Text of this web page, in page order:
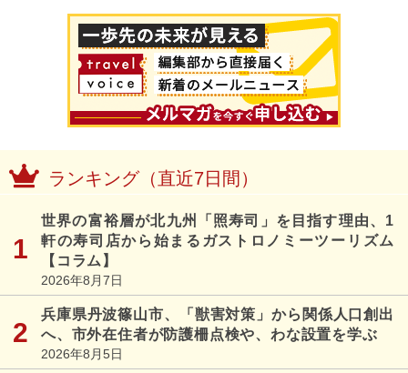
ランキング（直近7日間）
世界の富裕層が北九州「照寿司」を目指す理由、1
軒の寿司店から始まるガストロノミーツーリズム
【コラム】
2026年8月7日
兵庫県丹波篠山市、「獣害対策」から関係人口創出
へ、市外在住者が防護柵点検や、わな設置を学ぶ
2026年8月5日